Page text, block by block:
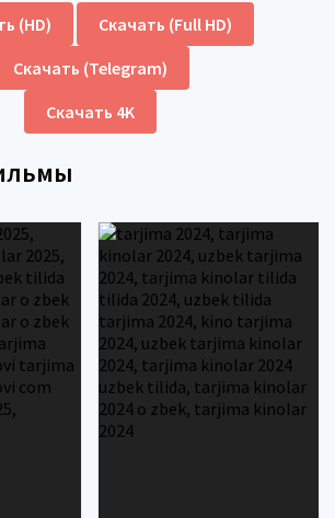
(HD)
Скачать (Full HD)
Скачать (Telegram)
Скачать 4K